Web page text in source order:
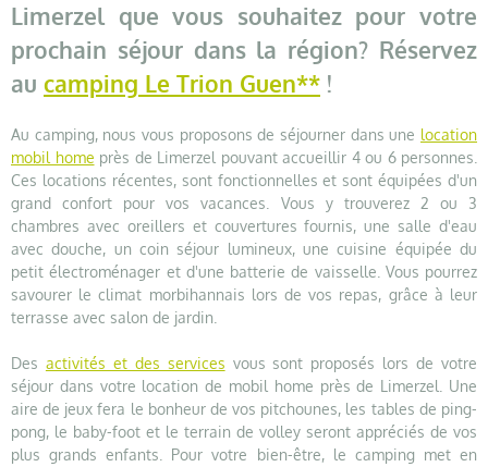
Limerzel que vous souhaitez pour votre
prochain séjour dans la région? Réservez
au camping Le Trion Guen** !
Au camping, nous vous proposons de séjourner dans une location
mobil home près de Limerzel pouvant accueillir 4 ou 6 personnes.
Ces locations récentes, sont fonctionnelles et sont équipées d'un
grand confort pour vos vacances. Vous y trouverez 2 ou 3
chambres avec oreillers et couvertures fournis, une salle d'eau
avec douche, un coin séjour lumineux, une cuisine équipée du
petit électroménager et d'une batterie de vaisselle. Vous pourrez
savourer le climat morbihannais lors de vos repas, grâce à leur
terrasse avec salon de jardin.
Des activités et des services vous sont proposés lors de votre
séjour dans votre location de mobil home près de Limerzel. Une
aire de jeux fera le bonheur de vos pitchounes, les tables de ping-
pong, le baby-foot et le terrain de volley seront appréciés de vos
plus grands enfants. Pour votre bien-être, le camping met en